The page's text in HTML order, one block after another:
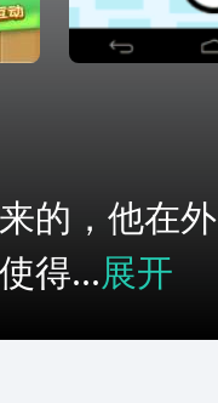
的，他在外
得...展开